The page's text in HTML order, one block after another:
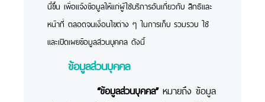
นี้ขึ้น เพื่อแจ้งข้อมูลให้แก่ผู้ใช้บริการอันเกี่ยวกับ สิทธิและ
หน้าที่ ตลอดจนเงื่อนไขต่าง ๆ ในการเก็บ รวมรวบ ใช้
และเปิดเผยข้อมูลส่วนบุคคล ดังนี้
ข้อมูลส่วนบุคคล
“ข้อมูลส่วนบุคคล”หมายถึง ข้อมูล